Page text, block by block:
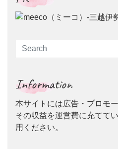
Information
本サイトには広告・プロモ
その収益を運営費に充てて
用ください。